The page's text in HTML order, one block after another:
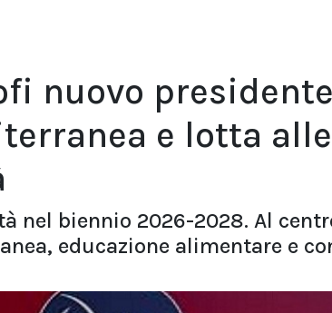
nuovo
e lotta
nel biennio 2026-2028. Al
educazione alimentare e